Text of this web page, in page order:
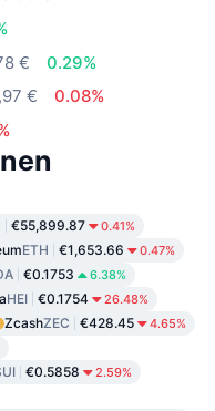
€
0.29%
€
0.08%
€55,899.87 0.41%
ETH €1,653.66 0.47%
€0.1753 6.38%
HEI €0.1754 26.48%
ZcashZEC €428.45 4.65%
€0.5858 2.59%